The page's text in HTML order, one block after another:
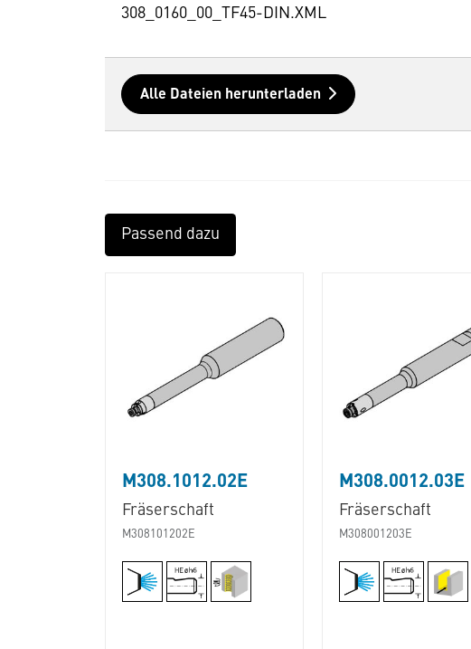
308_0160_00_TF45-DIN.XML
Alle Dateien herunterladen
Passend dazu
M308.1012.02E
Fräserschaft
M308101202E
M308.0012.03E
Fräserschaft
M308001203E